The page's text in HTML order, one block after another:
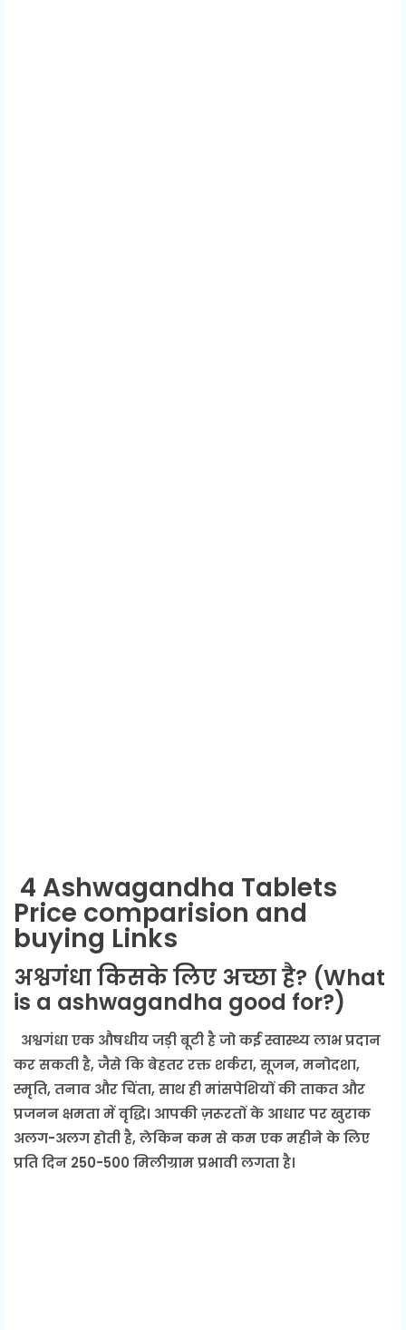
4 Ashwagandha Tablets
Price comparision and
buying Links
अश्वगंधा किसके लिए अच्छा है? (What
is a ashwagandha good for?)
अश्वगंधा एक औषधीय जड़ी बूटी है जो कई स्वास्थ्य लाभ प्रदान
कर सकती है, जैसे कि बेहतर रक्त शर्करा, सूजन, मनोदशा,
स्मृति, तनाव और चिंता, साथ ही मांसपेशियों की ताकत और
प्रजनन क्षमता में वृद्धि। आपकी ज़रूरतों के आधार पर खुराक
अलग-अलग होती है, लेकिन कम से कम एक महीने के लिए
प्रति दिन 250-500 मिलीग्राम प्रभावी लगता है।